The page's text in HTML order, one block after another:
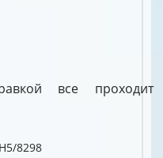
все проходит
8298